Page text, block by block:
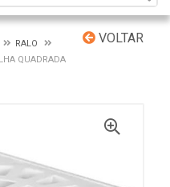
VOLTAR
RALO
QUADRADA